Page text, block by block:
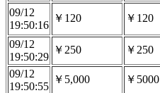
09/12
19:50:16
￥120 ￥120
09/12
19:50:29
￥250 ￥250
09/12
19:50:55
￥5,000 ￥5000